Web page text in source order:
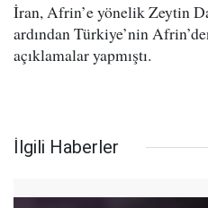
İran, Afrin’e yönelik Zeytin
ardından Türkiye’nin
açıklamalar yapmıştı.
İlgili Haberler